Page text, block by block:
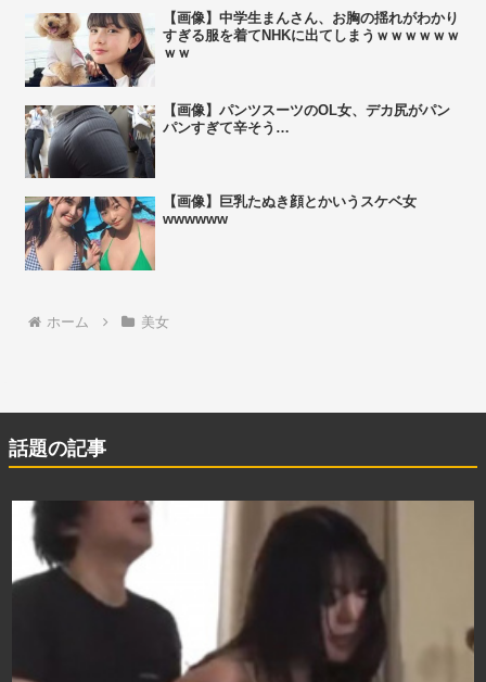
【画像】中学生まんさん、お胸の揺れがわかり
すぎる服を着てNHKに出てしまうｗｗｗｗｗｗ
ｗｗ
【画像】パンツスーツのOL女、デカ尻がパン
パンすぎて辛そう…
【画像】巨乳たぬき顔とかいうスケベ女
wwwwww
ホーム 美女
話題の記事